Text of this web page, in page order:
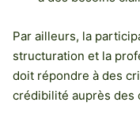
Par ailleurs, la
structuration et la
doit répondre à des
crédibilité auprès des